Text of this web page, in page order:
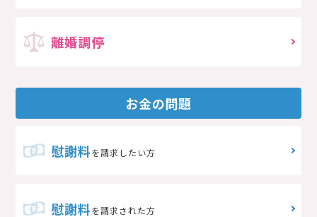
離婚調停
お金の問題
慰謝料を請求したい方
慰謝料を請求された方